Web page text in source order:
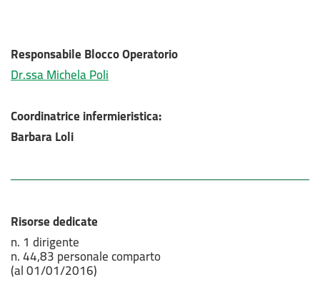
Responsabile Blocco Operatorio
Dr.ssa Michela Poli
Coordinatrice infermieristica:
Barbara Loli
Risorse dedicate
n. 1 dirigente
n. 44,83 personale comparto
(al 01/01/2016)